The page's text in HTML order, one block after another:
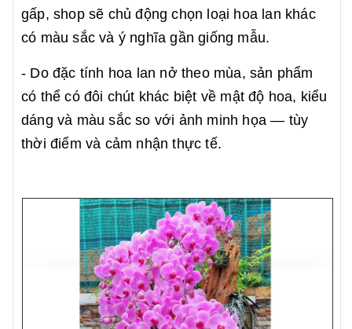
gấp, shop sẽ chủ động chọn loại hoa lan khác
có màu sắc và ý nghĩa gần giống mẫu.
- Do đặc tính hoa lan nở theo mùa, sản phẩm
có thể có đôi chút khác biệt về mật độ hoa, kiểu
dáng và màu sắc so với ảnh minh họa — tùy
thời điểm và cảm nhận thực tế.